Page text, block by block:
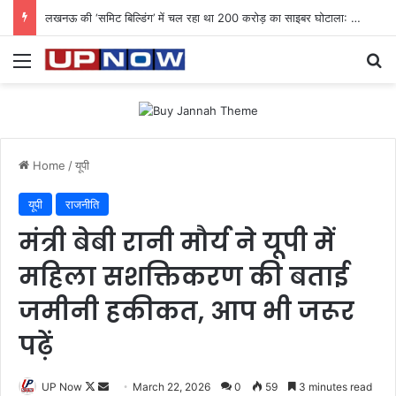
लखनऊ की ‘समिट बिल्डिंग’ में चल रहा था 200 करोड़ का साइबर घोटाला: 40 युवतियों समेत 119 गिरफ्तार
Menu
Home /यूपी
यूपी राजनीति
मंत्री बेबी रानी मौर्य ने यूपी में
महिला सशक्तिकरण की बताई
जमीनी हकीकत, आप भी जरूर
पढ़ें
UP Now
Follow
Send March 22, 2026 0 59 3 minutes read